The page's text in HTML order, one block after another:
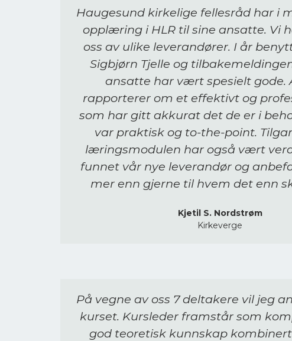
Haugesund kirkelige fellesråd har i
opplæring i HLR til sine ansatte. Vi
oss av ulike leverandører. I år
Sigbjørn Tjelle og
ansatte har vært spesielt gode.
rapporterer om et effektivt og
som har gitt akkurat det de er i
var praktisk og to-the-point.
læringsmodulen har også vært
funnet vår nye leverandør og
mer enn gjerne til hvem det enn
Kjetil S. Nordstrøm
Kirkeverge
På vegne av oss 7 deltakere vil jeg
kurset. Kursleder framstår som
god teoretisk kunnskap